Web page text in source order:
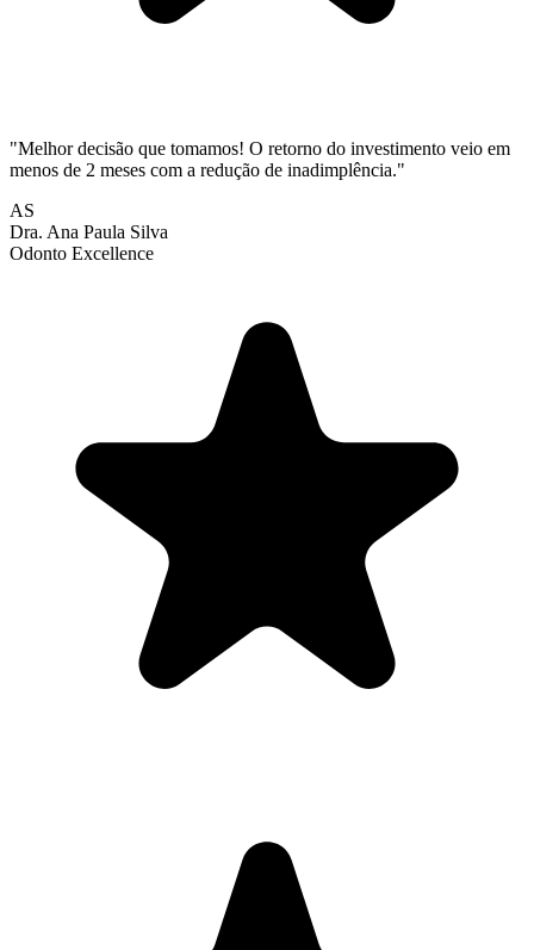
"Melhor decisão que tomamos! O retorno do investimento veio em
menos de 2 meses com a redução de inadimplência."
AS
Dra. Ana Paula Silva
Odonto Excellence